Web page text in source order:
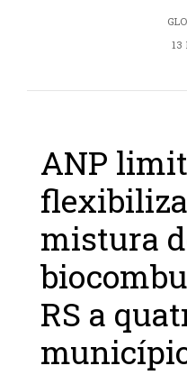
13
ANP
mistura
RS a